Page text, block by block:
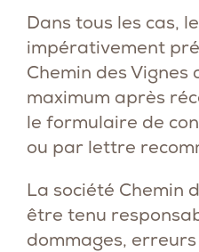
Dans tous les cas,
impérativement
Chemin des Vignes
maximum après
le formulaire de
ou par lettre
La société Chemin
être tenu
dommages,